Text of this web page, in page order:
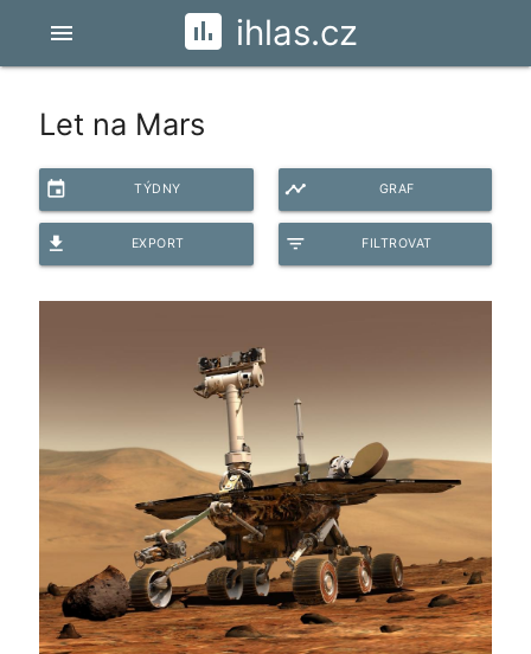
ihlas.cz
menu
Let na Mars
event TÝDNY timeline GRAF
file_download EXPORT filter_list FILTROVAT